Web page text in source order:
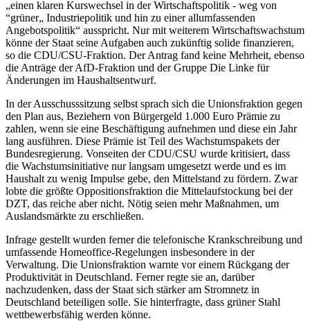
„einen klaren Kurswechsel in der Wirtschaftspolitik - weg von
“grüner„ Industriepolitik und hin zu einer allumfassenden
Angebotspolitik“ ausspricht. Nur mit weiterem Wirtschaftswachstum
könne der Staat seine Aufgaben auch zukünftig solide finanzieren,
so die CDU/CSU-Fraktion. Der Antrag fand keine Mehrheit, ebenso
die Anträge der AfD-Fraktion und der Gruppe Die Linke für
Änderungen im Haushaltsentwurf.
In der Ausschusssitzung selbst sprach sich die Unionsfraktion gegen
den Plan aus, Beziehern von Bürgergeld 1.000 Euro Prämie zu
zahlen, wenn sie eine Beschäftigung aufnehmen und diese ein Jahr
lang ausführen. Diese Prämie ist Teil des Wachstumspakets der
Bundesregierung. Vonseiten der CDU/CSU wurde kritisiert, dass
die Wachstumsinitiative nur langsam umgesetzt werde und es im
Haushalt zu wenig Impulse gebe, den Mittelstand zu fördern. Zwar
lobte die größte Oppositionsfraktion die Mittelaufstockung bei der
DZT, das reiche aber nicht. Nötig seien mehr Maßnahmen, um
Auslandsmärkte zu erschließen.
Infrage gestellt wurden ferner die telefonische Krankschreibung und
umfassende Homeoffice-Regelungen insbesondere in der
Verwaltung. Die Unionsfraktion warnte vor einem Rückgang der
Produktivität in Deutschland. Ferner regte sie an, darüber
nachzudenken, dass der Staat sich stärker am Stromnetz in
Deutschland beteiligen solle. Sie hinterfragte, dass grüner Stahl
wettbewerbsfähig werden könne.